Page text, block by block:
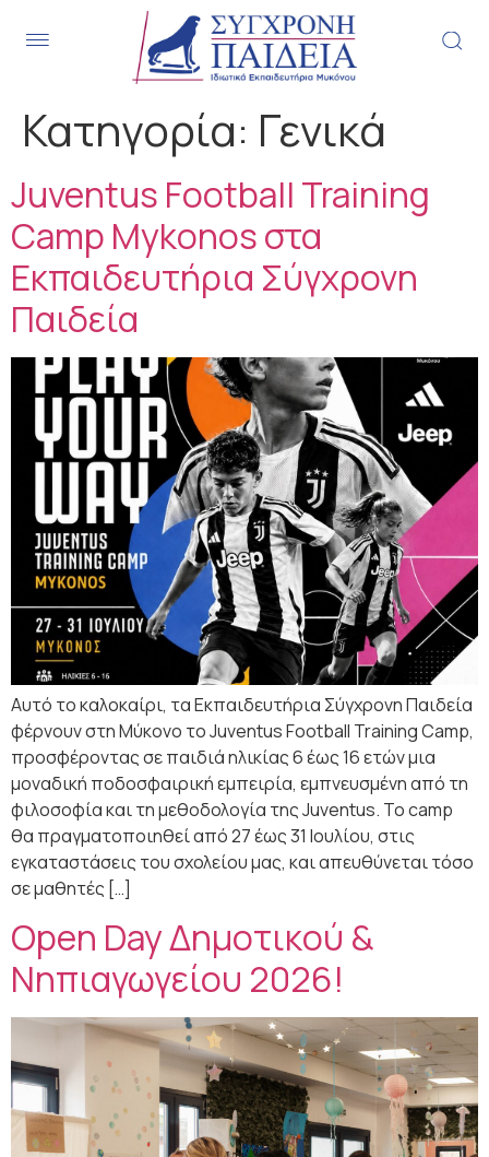
Κατηγορία: Γενικά
Juventus Football Training
Camp Mykonos στα
Εκπαιδευτήρια Σύγχρονη
Παιδεία
Αυτό το καλοκαίρι, τα Εκπαιδευτήρια Σύγχρονη Παιδεία
φέρνουν στη Μύκονο το Juventus Football Training Camp,
προσφέροντας σε παιδιά ηλικίας 6 έως 16 ετών μια
μοναδική ποδοσφαιρική εμπειρία, εμπνευσμένη από τη
φιλοσοφία και τη μεθοδολογία της Juventus. Το camp
θα πραγματοποιηθεί από 27 έως 31 Ιουλίου, στις
εγκαταστάσεις του σχολείου μας, και απευθύνεται τόσο
σε μαθητές […]
Open Day Δημοτικού &
Νηπιαγωγείου 2026!